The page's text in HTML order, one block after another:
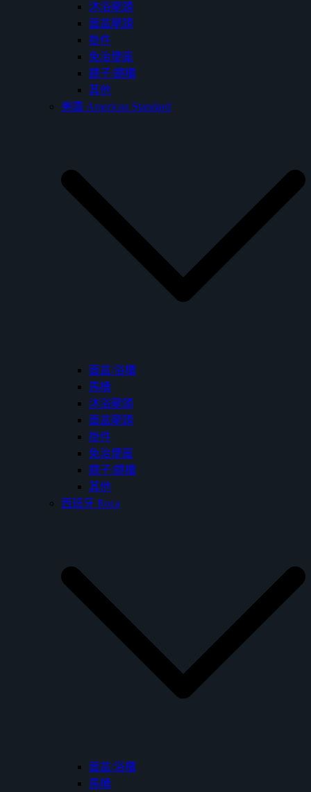
沐浴龍頭
面盆龍頭
掛件
免治便座
鏡子/鏡櫃
其他
美國 American Standard
面盆/浴櫃
馬桶
沐浴龍頭
面盆龍頭
掛件
免治便座
鏡子/鏡櫃
其他
西班牙 Roca
面盆/浴櫃
馬桶